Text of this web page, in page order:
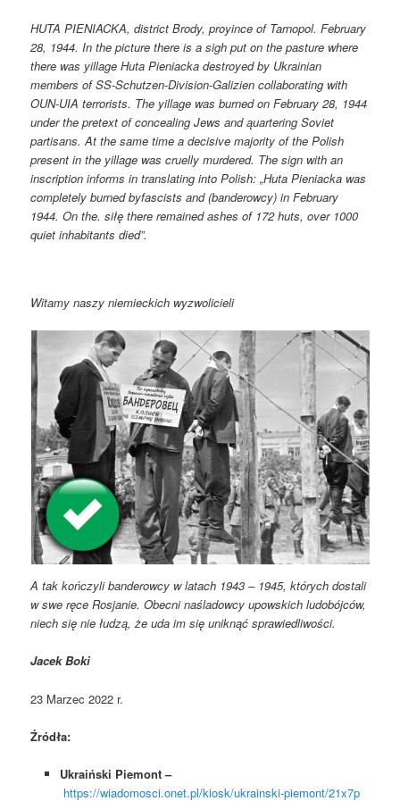
HUTA PIENIACKA, district Brody, proyince of Tarnopol. February
28, 1944. In the picture there is a sigh put on the pasture where
there was yillage Huta Pieniacka destroyed by Ukrainian
members of SS-Schutzen-Division-Galizien collaborating with
OUN-UIA terrorists. The yillage was burned on February 28, 1944
under the pretext of concealing Jews and ąuartering Soviet
partisans. At the same time a decisive majority of the Polish
present in the yillage was cruelly murdered. The sign with an
inscription informs in translating into Polish: „Huta Pieniacka was
completely burned byfascists and (banderowcy) in February
1944. On the. siłę there remained ashes of 172 huts, over 1000
quiet inhabitants died”.
Witamy naszy niemieckich wyzwolicieli
A tak kończyli banderowcy w latach 1943 – 1945, których dostali
w swe ręce Rosjanie. Obecni naśladowcy upowskich ludobójców,
niech się nie łudzą, że uda im się uniknąć sprawiedliwości.
Jacek Boki
23 Marzec 2022 r.
Źródła:
Ukraiński Piemont –
https://wiadomosci.onet.pl/kiosk/ukrainski-piemont/21x7p